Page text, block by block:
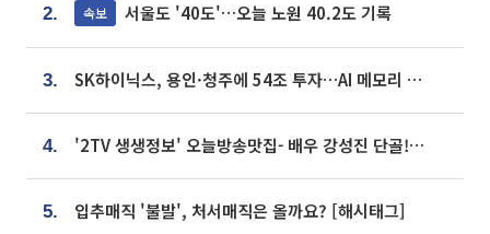
2. 속보 서울도 '40도'…오늘 노원 40.2도 기록
3. SK하이닉스, 용인·청주에 54조 투자…AI 메모리 생산기지 키운다
4. '2TV 생생정보' 오늘방송맛집- 배우 강성진 단골! 쌀국수ㆍ푸팟퐁 커리 맛집 '블○○○'
5. 입추매직 '불발', 처서매직은 올까요? [해시태그]